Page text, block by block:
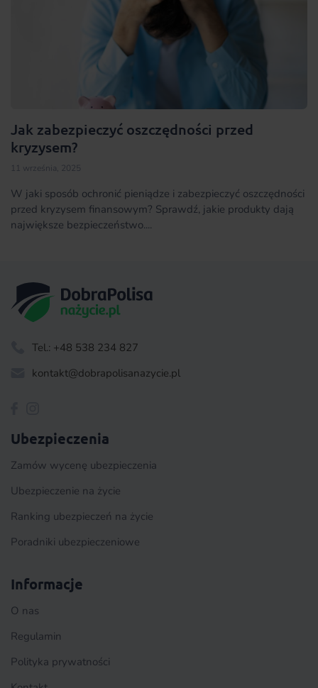
Jak zabezpieczyć oszczędności przed
kryzysem?
11 września, 2025
W jaki sposób ochronić pieniądze i zabezpieczyć oszczędności
przed kryzysem finansowym? Sprawdź, jakie produkty dają
największe bezpieczeństwo....
Tel.: +48 538 234 827
kontakt@dobrapolisanazycie.pl
Ubezpieczenia
Zamów wycenę ubezpieczenia
Ubezpieczenie na życie
Ranking ubezpieczeń na życie
Poradniki ubezpieczeniowe
Informacje
O nas
Regulamin
Polityka prywatności